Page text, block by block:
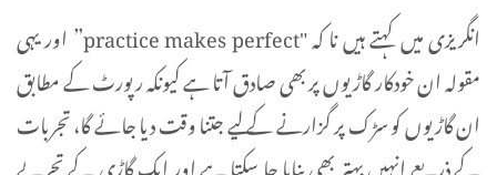
انگریزی میں کہتے ہیں نا کہ "practice makes perfect” اور یہی
مقولہ ان خودکار گاڑیوں پر بھی صادق آتا ہے کیونکہ رپورٹ کے مطابق
ان گاڑیوں کو سڑک پر گزارنے کے لیے جتنا وقت دیا جائے گا، تجربات
کے ذریعے انہیں بہتر بھی بنایا جا سکتا ہے اور ایک گاڑی کے تجربے